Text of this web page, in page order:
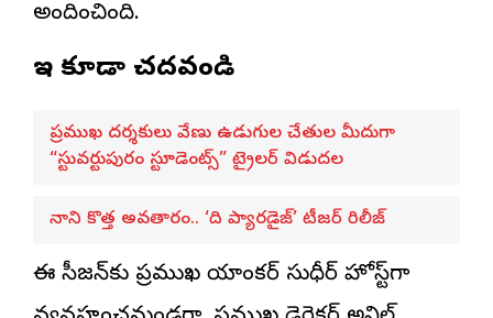
అందించింది.
ఇవి కూడా చదవండి
ప్రముఖ దర్శకులు వేణు ఉడుగుల చేతుల మీదుగా
“స్టువర్టుపురం స్టూడెంట్స్” ట్రైలర్ విడుదల
నాని కొత్త అవతారం.. ‘ది ప్యారడైజ్’ టీజర్ రిలీజ్
ఈ సీజన్‌కు ప్రముఖ యాంకర్ సుధీర్ హోస్ట్‌గా